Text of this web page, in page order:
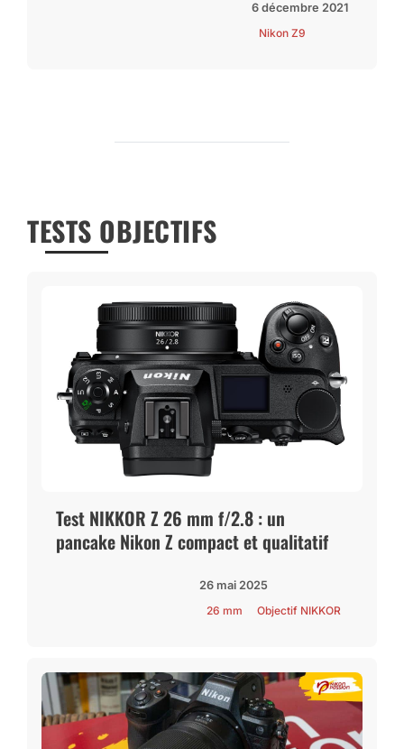
6 décembre 2021
Nikon Z9
TESTS OBJECTIFS
Test NIKKOR Z 26 mm f/2.8 : un
pancake Nikon Z compact et qualitatif
26 mai 2025
26 mm
Objectif NIKKOR